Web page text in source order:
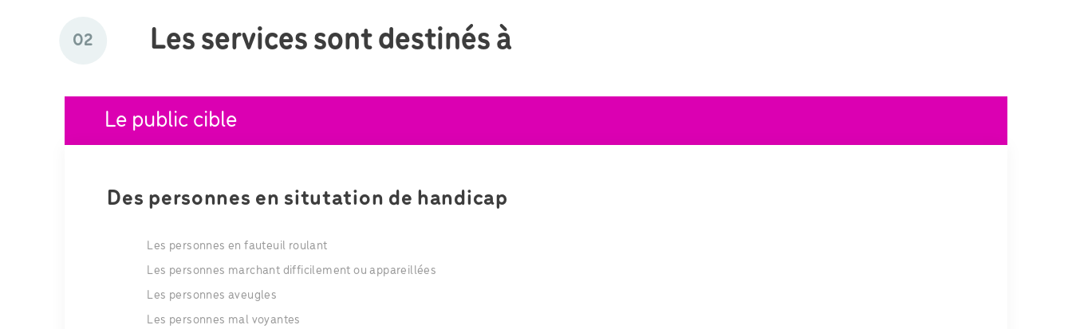
02 Les services sont destinés à
Le public cible
Des personnes en situtation de handicap
Les personnes en fauteuil roulant
Les personnes marchant difficilement ou appareillées
Les personnes aveugles
Les personnes mal voyantes